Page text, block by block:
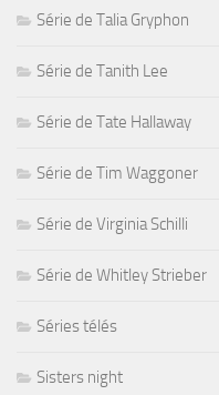
Série de Talia Gryphon
Série de Tanith Lee
Série de Tate Hallaway
Série de Tim Waggoner
Série de Virginia Schilli
Série de Whitley Strieber
Séries télés
Sisters night